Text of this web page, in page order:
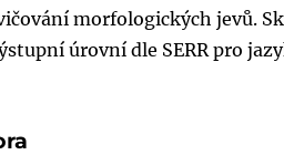
morfologických jevů.
úrovní dle SERR pro